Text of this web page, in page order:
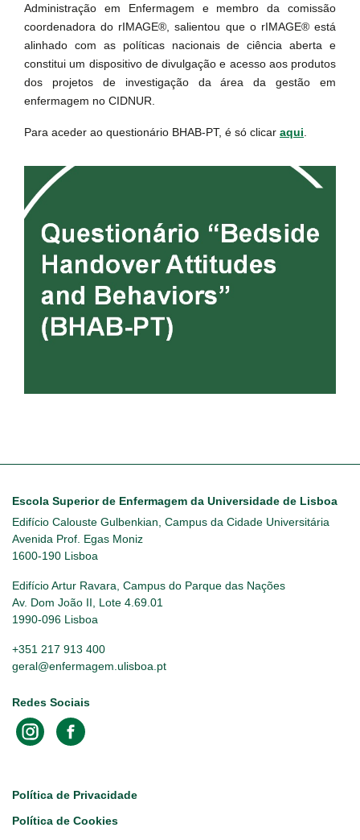
Administração em Enfermagem e membro da comissão
coordenadora do rIMAGE®, salientou que o rIMAGE® está
alinhado com as políticas nacionais de ciência aberta e
constitui um dispositivo de divulgação e acesso aos produtos
dos projetos de investigação da área da gestão em
enfermagem no CIDNUR.
Para aceder ao questionário BHAB-PT, é só clicar aqui
Escola Superior de Enfermagem da Universidade de Lisboa
Edifício Calouste Gulbenkian, Campus da Cidade Universitária
Avenida Prof. Egas Moniz
1600-190 Lisboa
Edifício Artur Ravara, Campus do Parque das Nações
Av. Dom João II, Lote 4.69.01
1990-096 Lisboa
+351 217 913 400
geral@enfermagem.ulisboa.pt
Redes Sociais
Footer
Política de Privacidade
Política de Cookies